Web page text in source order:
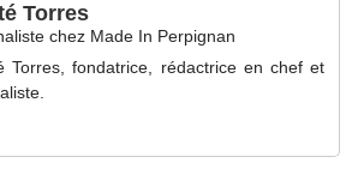
Torres
chez Made In Perpignan
Torres, fondatrice, rédactrice en chef et